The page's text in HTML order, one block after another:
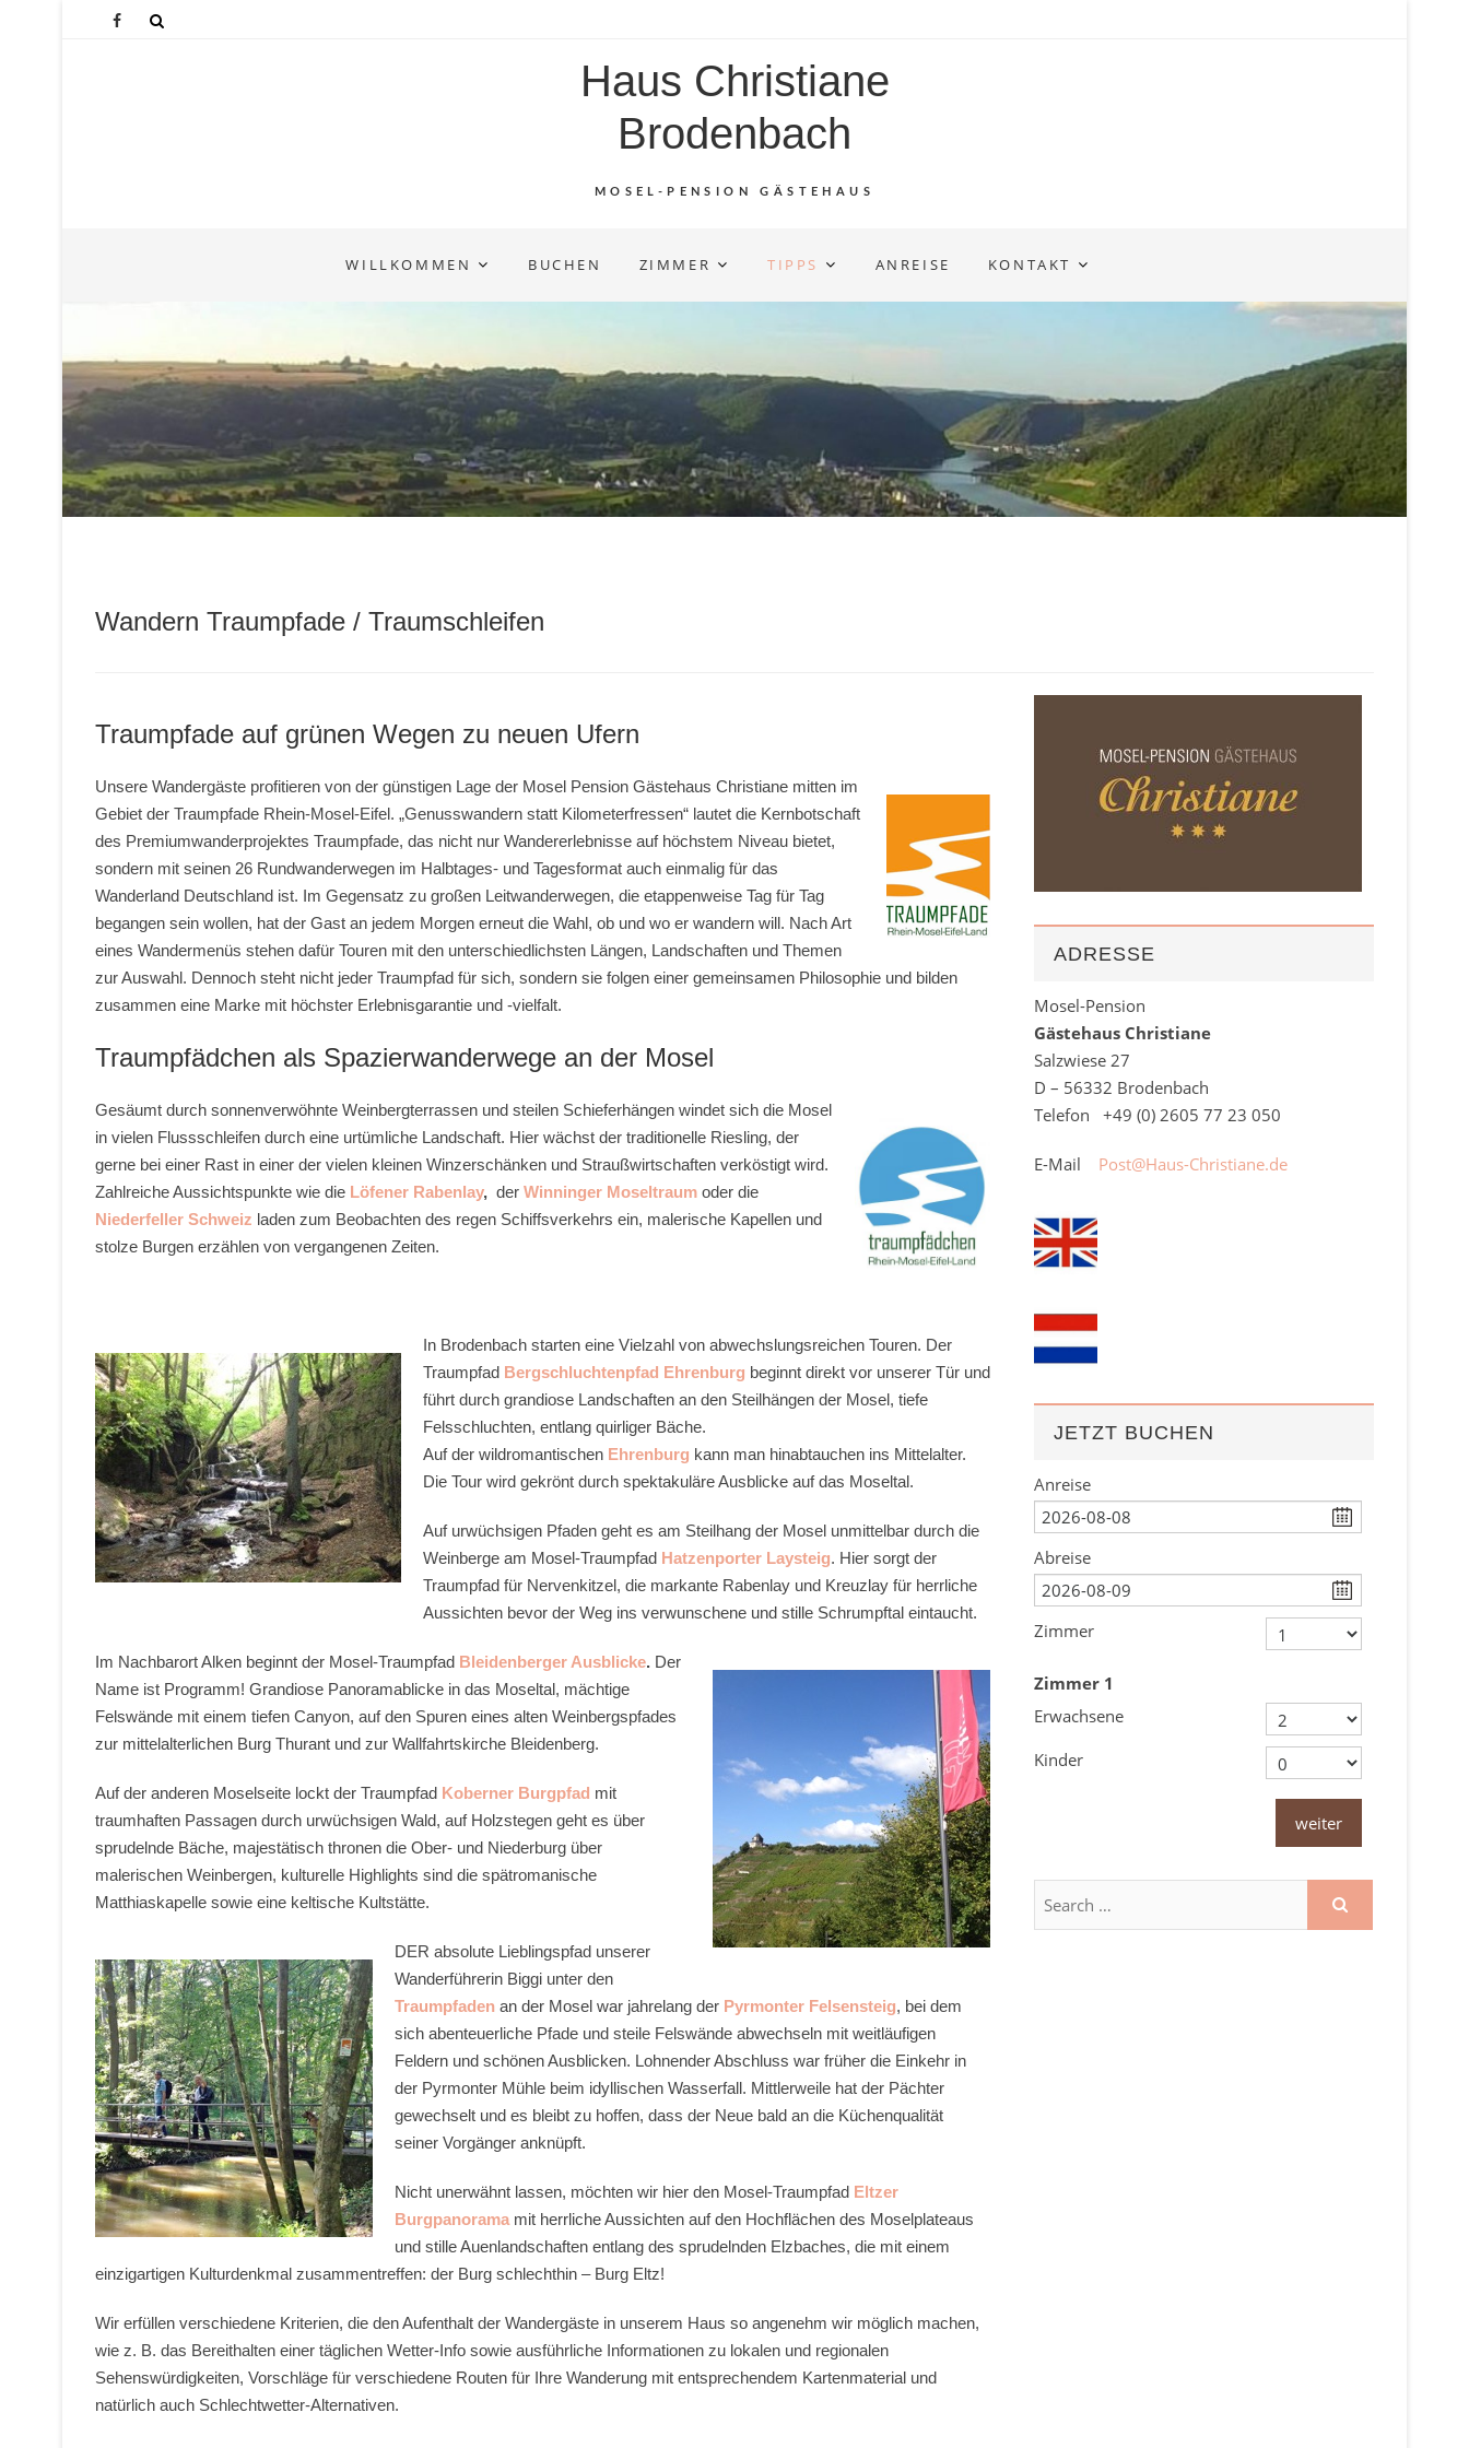
Haus Christiane
Brodenbach
MOSEL-PENSION GÄSTEHAUS
WILLKOMMEN BUCHEN ZIMMER TIPPS ANREISE KONTAKT
Wandern Traumpfade / Traumschleifen
Traumpfade auf grünen Wegen zu neuen Ufern
Unsere Wandergäste profitieren von der günstigen Lage der Mosel Pension Gästehaus Christiane mitten im
Gebiet der Traumpfade Rhein-Mosel-Eifel. „Genusswandern statt Kilometerfressen“ lautet die Kernbotschaft
des Premiumwanderprojektes Traumpfade, das nicht nur Wandererlebnisse auf höchstem Niveau bietet,
sondern mit seinen 26 Rundwanderwegen im Halbtages- und Tagesformat auch einmalig für das
Wanderland Deutschland ist. Im Gegensatz zu großen Leitwanderwegen, die etappenweise Tag für Tag
begangen sein wollen, hat der Gast an jedem Morgen erneut die Wahl, ob und wo er wandern will. Nach Art
eines Wandermenüs stehen dafür Touren mit den unterschiedlichsten Längen, Landschaften und Themen
zur Auswahl. Dennoch steht nicht jeder Traumpfad für sich, sondern sie folgen einer gemeinsamen Philosophie und bilden
zusammen eine Marke mit höchster Erlebnisgarantie und -vielfalt.
Traumpfädchen als Spazierwanderwege an der Mosel
Gesäumt durch sonnenverwöhnte Weinbergterrassen und steilen Schieferhängen windet sich die Mosel
in vielen Flussschleifen durch eine urtümliche Landschaft. Hier wächst der traditionelle Riesling, der
gerne bei einer Rast in einer der vielen kleinen Winzerschänken und Straußwirtschaften verköstigt wird.
Zahlreiche Aussichtspunkte wie die Löfener Rabenlay, der Winninger Moseltraum oder die
Niederfeller Schweiz laden zum Beobachten des regen Schiffsverkehrs ein, malerische Kapellen und
stolze Burgen erzählen von vergangenen Zeiten.
In Brodenbach starten eine Vielzahl von abwechslungsreichen Touren. Der
Traumpfad Bergschluchtenpfad Ehrenburg beginnt direkt vor unserer Tür und
führt durch grandiose Landschaften an den Steilhängen der Mosel, tiefe
Felsschluchten, entlang quirliger Bäche.
Auf der wildromantischen Ehrenburg kann man hinabtauchen ins Mittelalter.
Die Tour wird gekrönt durch spektakuläre Ausblicke auf das Moseltal.
Auf urwüchsigen Pfaden geht es am Steilhang der Mosel unmittelbar durch die
Weinberge am Mosel-Traumpfad Hatzenporter Laysteig. Hier sorgt der
Traumpfad für Nervenkitzel, die markante Rabenlay und Kreuzlay für herrliche
Aussichten bevor der Weg ins verwunschene und stille Schrumpftal eintaucht.
Im Nachbarort Alken beginnt der Mosel-Traumpfad Bleidenberger Ausblicke. Der
Name ist Programm! Grandiose Panoramablicke in das Moseltal, mächtige
Felswände mit einem tiefen Canyon, auf den Spuren eines alten Weinbergspfades
zur mittelalterlichen Burg Thurant und zur Wallfahrtskirche Bleidenberg.
Auf der anderen Moselseite lockt der Traumpfad Koberner Burgpfad mit
traumhaften Passagen durch urwüchsigen Wald, auf Holzstegen geht es über
sprudelnde Bäche, majestätisch thronen die Ober- und Niederburg über
malerischen Weinbergen, kulturelle Highlights sind die spätromanische
Matthiaskapelle sowie eine keltische Kultstätte.
DER absolute Lieblingspfad unserer
Wanderführerin Biggi unter den
Traumpfaden an der Mosel war jahrelang der Pyrmonter Felsensteig, bei dem
sich abenteuerliche Pfade und steile Felswände abwechseln mit weitläufigen
Feldern und schönen Ausblicken. Lohnender Abschluss war früher die Einkehr in
der Pyrmonter Mühle beim idyllischen Wasserfall. Mittlerweile hat der Pächter
gewechselt und es bleibt zu hoffen, dass der Neue bald an die Küchenqualität
seiner Vorgänger anknüpft.
Nicht unerwähnt lassen, möchten wir hier den Mosel-Traumpfad Eltzer
Burgpanorama mit herrliche Aussichten auf den Hochflächen des Moselplateaus
und stille Auenlandschaften entlang des sprudelnden Elzbaches, die mit einem
einzigartigen Kulturdenkmal zusammentreffen: der Burg schlechthin – Burg Eltz!
Wir erfüllen verschiedene Kriterien, die den Aufenthalt der Wandergäste in unserem Haus so angenehm wir möglich machen,
wie z. B. das Bereithalten einer täglichen Wetter-Info sowie ausführliche Informationen zu lokalen und regionalen
Sehenswürdigkeiten, Vorschläge für verschiedene Routen für Ihre Wanderung mit entsprechendem Kartenmaterial und
natürlich auch Schlechtwetter-Alternativen.
ADRESSE
Mosel-Pension
Gästehaus Christiane
Salzwiese 27
D – 56332 Brodenbach
Telefon +49 (0) 2605 77 23 050
E-Mail Post@Haus-Christiane.de
JETZT BUCHEN
Anreise
Abreise
Zimmer
Zimmer 1
Erwachsene
Kinder
weiter